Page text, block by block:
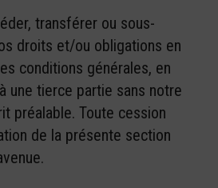
transférer ou sous-
droits et/ou obligations en
conditions générales, en
une tierce partie sans notre
préalable. Toute cession
de la présente section